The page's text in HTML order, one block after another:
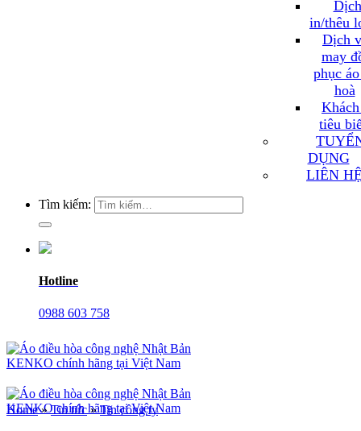
in/thêu
Dịch
may
phục
hoà
tiêu
DỤNG
LIÊN
Tìm kiếm:
Hotline
0988 603 758
Home»Tin tức»Tin công ty